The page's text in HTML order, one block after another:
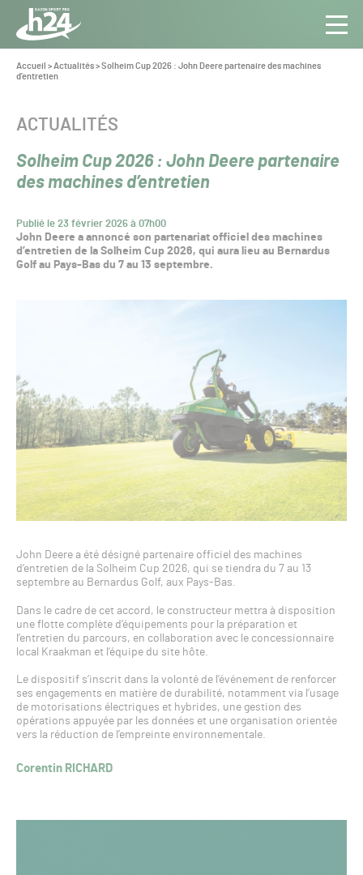
Panneau de gestion des cookies
Aller au contenu
Toute
l’info
du Gazon
Vous
êtes
Accueil >Actualités>Solheim Cup 2026 : John Deere partenaire des machines
d’entretien
Solheim Cup 2026 : John Deere partenaire
des machines d’entretien
Publié le 23 février 2026 à 07h00
CATÉGORIE :
ACTUALITÉS
John Deere a annoncé son partenariat officiel des machines
d’entretien de la Solheim Cup 2026, qui aura lieu au Bernardus
Golf au Pays-Bas du 7 au 13 septembre.
John Deere a été désigné partenaire officiel des machines
d’entretien de la Solheim Cup 2026, qui se tiendra du 7 au 13
septembre au Bernardus Golf, aux Pays-Bas.
Dans le cadre de cet accord, le constructeur mettra à disposition
une flotte complète d’équipements pour la préparation et
l’entretien du parcours, en collaboration avec le concessionnaire
local Kraakman et l’équipe du site hôte.
Le dispositif s’inscrit dans la volonté de l’événement de renforcer
ses engagements en matière de durabilité, notamment via l’usage
de motorisations électriques et hybrides, une gestion des
opérations appuyée par les données et une organisation orientée
vers la réduction de l’empreinte environnementale.
Corentin RICHARD